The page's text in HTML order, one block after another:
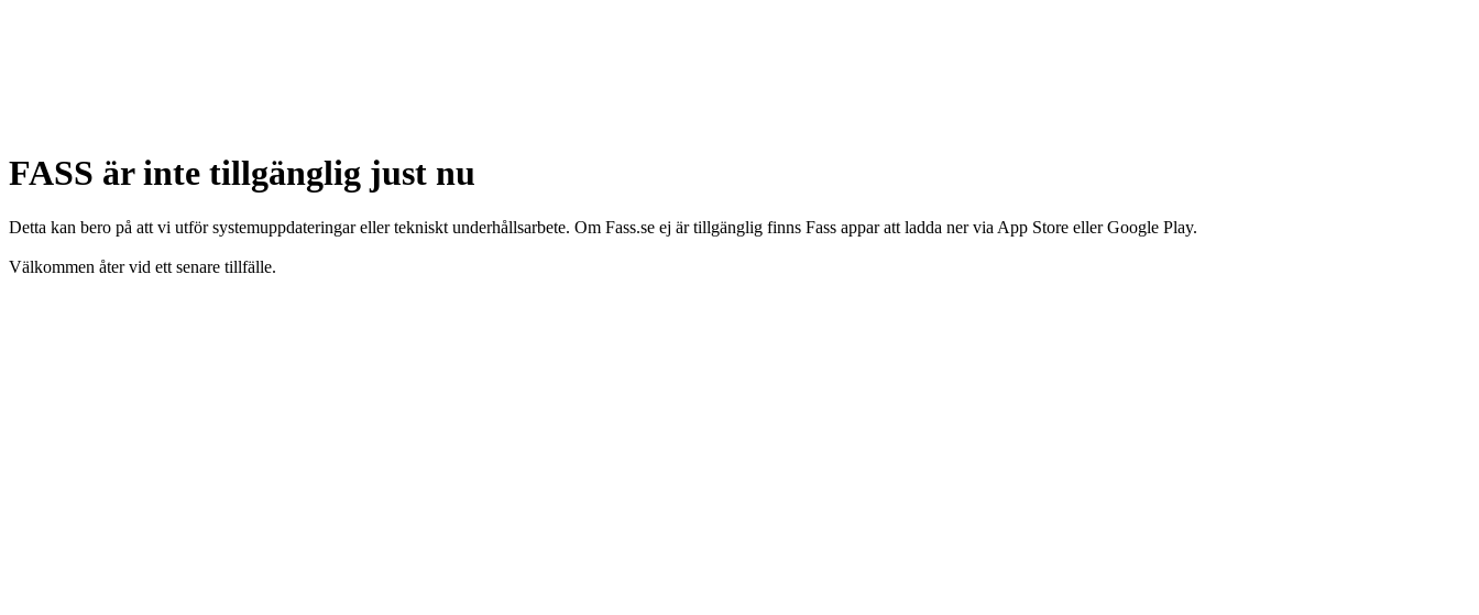
FASS är inte tillgänglig just nu
Detta kan bero på att vi utför systemuppdateringar eller tekniskt underhållsarbete. Om Fass.se ej är tillgänglig finns Fass appar att ladda ner via App Store eller Google Play.
Välkommen åter vid ett senare tillfälle.